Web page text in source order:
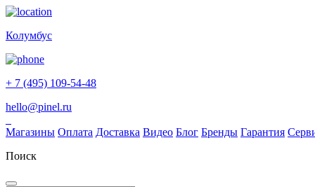
Колумбус
+ 7 (495) 109-54-48
hello@pinel.ru
Магазины Оплата Доставка Видео Блог Бренды Гарантия
Поиск